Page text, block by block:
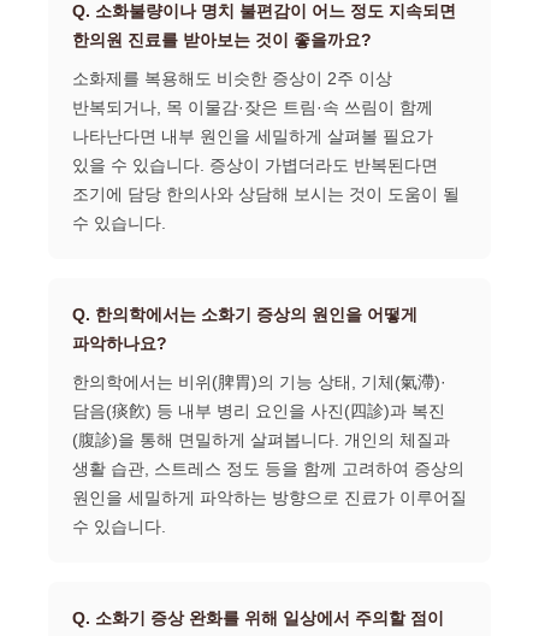
Q. 소화불량이나 명치 불편감이 어느 정도 지속되면
한의원 진료를 받아보는 것이 좋을까요?
소화제를 복용해도 비슷한 증상이 2주 이상
반복되거나, 목 이물감·잦은 트림·속 쓰림이 함께
나타난다면 내부 원인을 세밀하게 살펴볼 필요가
있을 수 있습니다. 증상이 가볍더라도 반복된다면
조기에 담당 한의사와 상담해 보시는 것이 도움이 될
수 있습니다.
Q. 한의학에서는 소화기 증상의 원인을 어떻게
파악하나요?
한의학에서는 비위(脾胃)의 기능 상태, 기체(氣滯)·
담음(痰飮) 등 내부 병리 요인을 사진(四診)과 복진
(腹診)을 통해 면밀하게 살펴봅니다. 개인의 체질과
생활 습관, 스트레스 정도 등을 함께 고려하여 증상의
원인을 세밀하게 파악하는 방향으로 진료가 이루어질
수 있습니다.
Q. 소화기 증상 완화를 위해 일상에서 주의할 점이